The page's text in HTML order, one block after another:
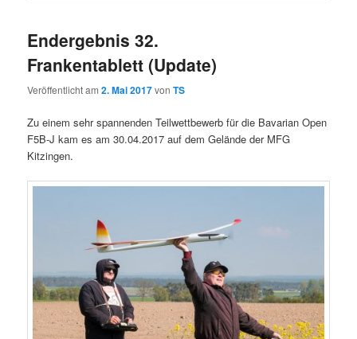
Endergebnis 32.
Frankentablett (Update)
Veröffentlicht am2. Mai 2017vonTS
Zu einem sehr spannenden Teilwettbewerb für die Bavarian Open
F5B-J kam es am 30.04.2017 auf dem Gelände der MFG
Kitzingen.